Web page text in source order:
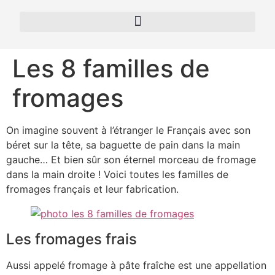
Les 8 familles de
fromages
On imagine souvent à l’étranger le Français avec son
béret sur la tête, sa baguette de pain dans la main
gauche… Et bien sûr son éternel morceau de fromage
dans la main droite ! Voici toutes les familles de
fromages français et leur fabrication.
Les fromages frais
Aussi appelé fromage à pâte fraîche est une appellation